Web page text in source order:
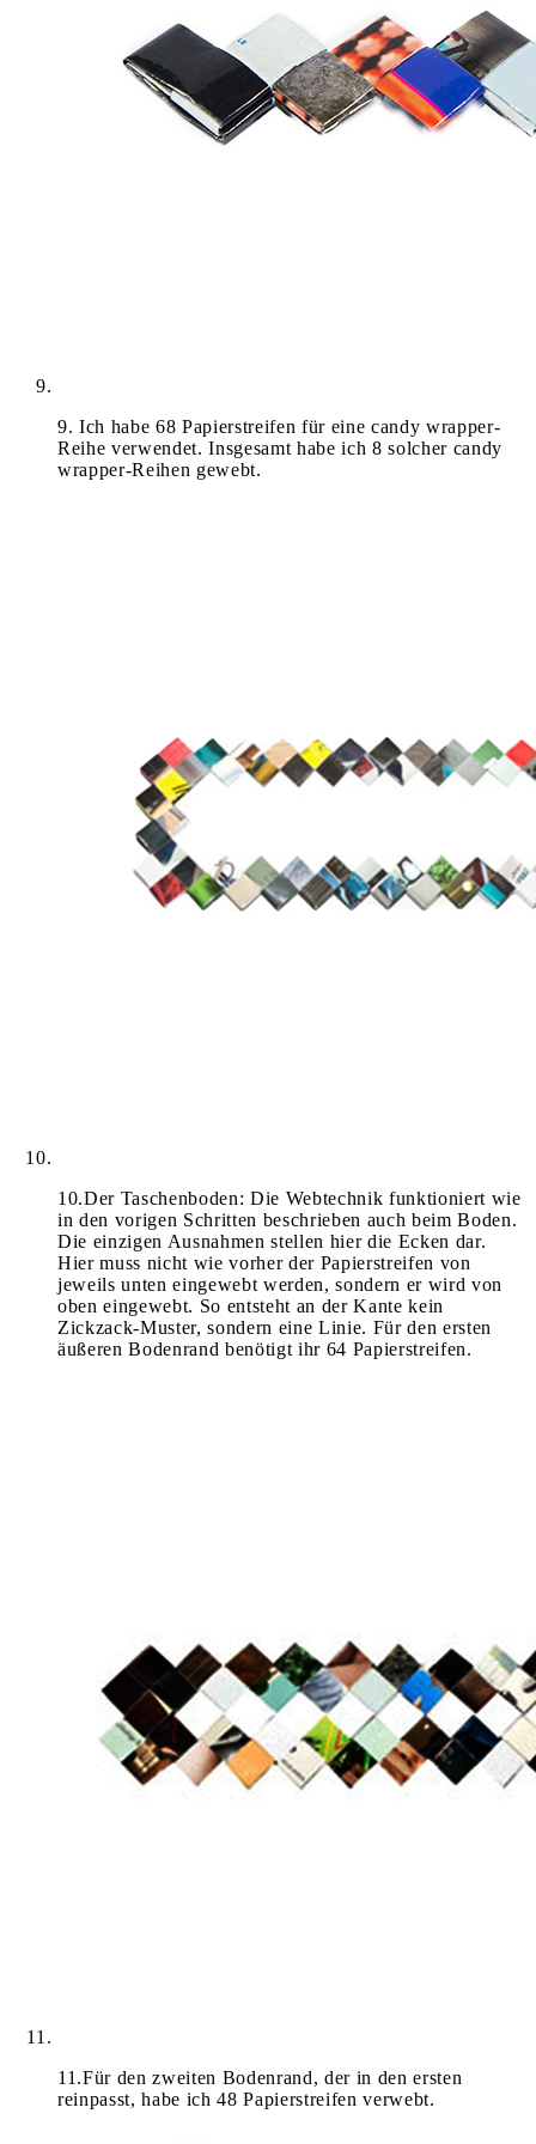
9. Ich habe 68 Papierstreifen für eine candy wrapper-
Reihe verwendet. Insgesamt habe ich 8 solcher candy
wrapper-Reihen gewebt.
10.Der Taschenboden: Die Webtechnik funktioniert wie
in den vorigen Schritten beschrieben auch beim Boden.
Die einzigen Ausnahmen stellen hier die Ecken dar.
Hier muss nicht wie vorher der Papierstreifen von
jeweils unten eingewebt werden, sondern er wird von
oben eingewebt. So entsteht an der Kante kein
Zickzack-Muster, sondern eine Linie. Für den ersten
äußeren Bodenrand benötigt ihr 64 Papierstreifen.
11 .Für den zweiten Bodenrand, der in den ersten
reinpasst, habe ich 48 Papierstreifen verwebt.